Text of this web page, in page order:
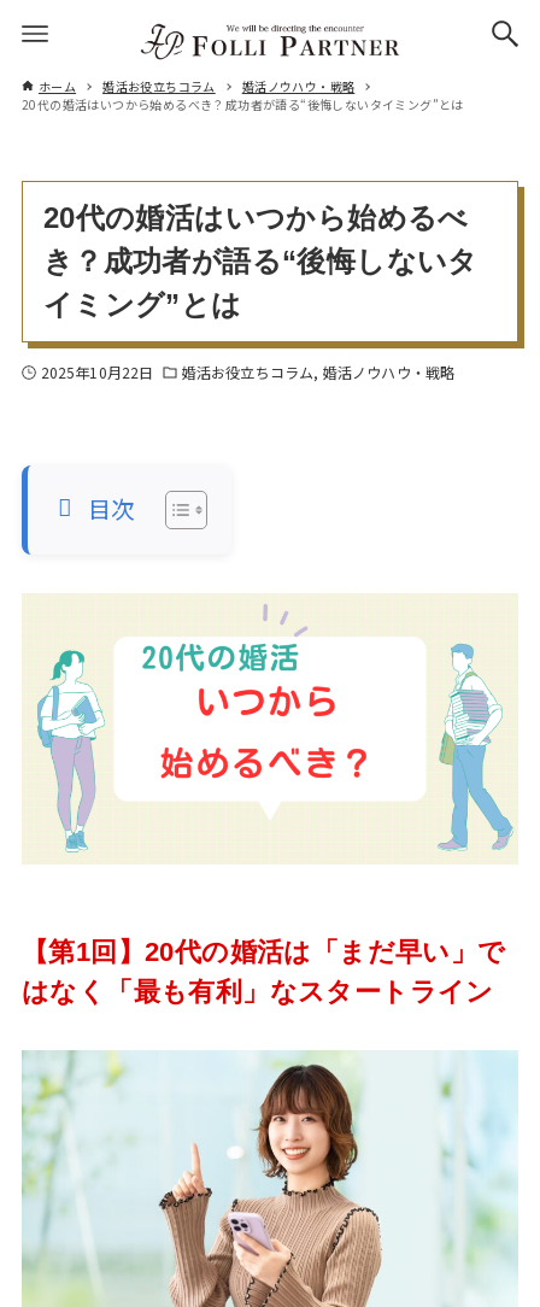
ホーム 婚活お役立ちコラム
婚活ノウハウ・戦略
20代の婚活はいつから始めるべき？成功者が語る“後悔しないタイミング”とは
20代の婚活はいつから始めるべ
き？成功者が語る“後悔しないタ
イミング”とは
2025年10月22日 婚活お役立ちコラム 婚活ノウハウ・戦略
目次
【第1回】20代の婚活は「まだ早い」で
はなく「最も有利」なスタートライン